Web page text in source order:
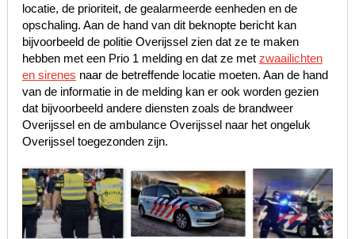
locatie, de prioriteit, de gealarmeerde eenheden en de
opschaling. Aan de hand van dit beknopte bericht kan
bijvoorbeeld de politie Overijssel zien dat ze te maken
hebben met een Prio 1 melding en dat ze met zwaailichten
en sirenes naar de betreffende locatie moeten. Aan de hand
van de informatie in de melding kan er ook worden gezien
dat bijvoorbeeld andere diensten zoals de brandweer
Overijssel en de ambulance Overijssel naar het ongeluk
Overijssel toegezonden zijn.